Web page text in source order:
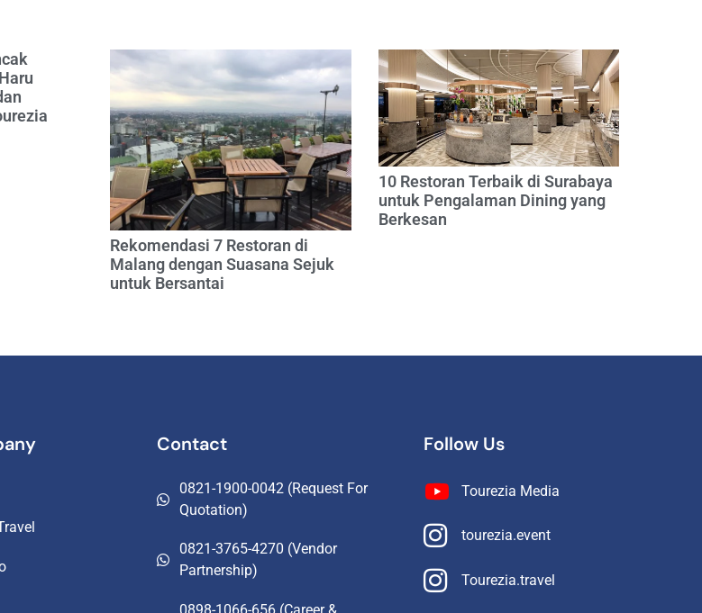
Rekomendasi 7 Restoran di
Malang dengan Suasana Sejuk
untuk Bersantai
10 Restoran Terbaik di Surabaya
untuk Pengalaman Dining yang
Berkesan
Contact
0821-1900-0042 (Request For
Quotation)
0821-3765-4270 (Vendor
Partnership)
0898-1066-656 (Career &
Follow Us
Tourezia Media
tourezia.event
Tourezia.travel